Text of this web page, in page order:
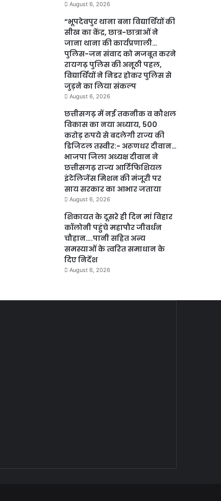
August 6, 2026
“भूपदेवपुर थाना बना विद्यार्थियों की
सीख का केंद्र, छात्र-छात्राओं ने
जाना थाना की कार्यप्रणाली…
पुलिस-जन संवाद को मजबूत करने
रायगढ़ पुलिस की अनूठी पहल,
विद्यार्थियों ने निडर होकर पुलिस से
जुड़ने का लिया संकल्प
August 6, 2026
छत्तीसगढ़ में नई तकनीक व कौशल
विकास का नया अध्याय, 500
करोड़ रुपये से बदलेगी राज्य की
डिजिटल तस्वीर:- अरूणधर दीवान…
भाजपा जिला अध्यक्ष दीवान ने
छत्तीसगढ़ राज्य आर्टिफिशियल
इंटेलिजेंस मिशन की मंजूरी पर
साय सरकार का आभार जताया
August 6, 2026
शिकायत के दूसरे ही दिन मां विहार
कॉलोनी पहुंचे महापौर जीवर्धन
चौहान….पानी सहित अन्य
समस्याओं के त्वरित समाधान के
दिए निर्देश
August 6, 2026